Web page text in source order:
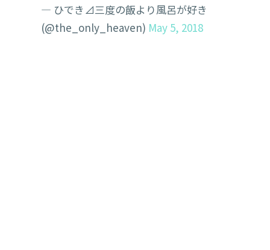
— ひでき⊿三度の飯より風呂が好き
(@the_only_heaven) May 5, 2018